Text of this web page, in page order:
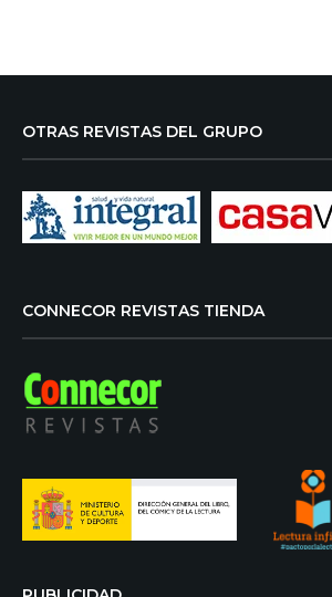
OTRAS REVISTAS DEL GRUPO
CONNECOR REVISTAS TIENDA